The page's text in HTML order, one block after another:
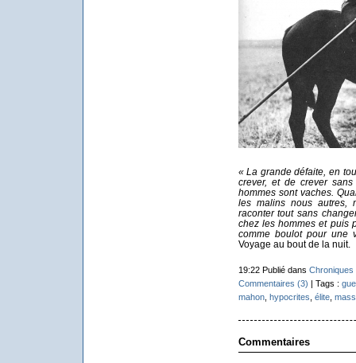
« La grande défaite, en
crever, et de crever
hommes sont vaches.
les malins nous autres,
raconter tout sans
chez les hommes et puis
comme boulot pour une
Voyage au bout de la nuit.
19:22 Publié dans Chroniques
Commentaires (3) | Tags :
mahon, hypocrites élite,
Commentaires